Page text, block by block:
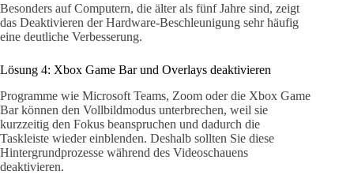
Besonders auf Computern, die älter als fünf Jahre sind, zeigt
das Deaktivieren der Hardware-Beschleunigung sehr häufig
eine deutliche Verbesserung.
Lösung 4: Xbox Game Bar und Overlays deaktivieren
Programme wie Microsoft Teams, Zoom oder die Xbox Game
Bar können den Vollbildmodus unterbrechen, weil sie
kurzzeitig den Fokus beanspruchen und dadurch die
Taskleiste wieder einblenden. Deshalb sollten Sie diese
Hintergrundprozesse während des Videoschauens
deaktivieren.